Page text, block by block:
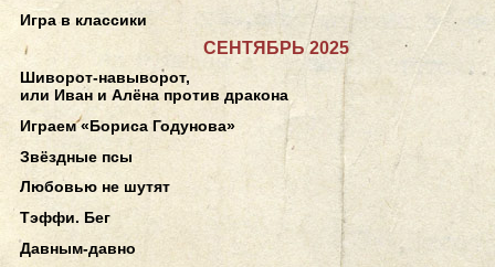
Игра в классики
СЕНТЯБРЬ 2025
Шиворот-навыворот,
или Иван и Алёна против дракона
Играем «Бориса Годунова»
Звёздные псы
Любовью не шутят
Тэффи. Бег
Давным-давно